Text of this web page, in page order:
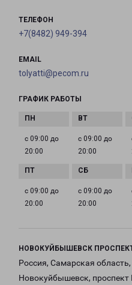
ТЕЛЕФОН
+7(8482) 949-394
EMAIL
tolyatti@pecom.ru
ГРАФИК РАБОТЫ
с 09:00 до
20:00
с 09:00 до
20:00
с 09:00 до
20:00
с 09:00 до
20:00
НОВОКУЙБЫШЕВСК
Россия, Самарская область,
Новокуйбышевск,